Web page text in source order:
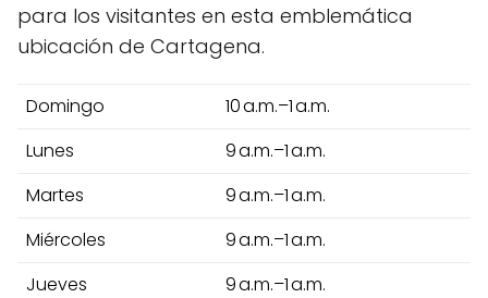
para los visitantes en esta emblemática
ubicación de Cartagena.
Domingo
10 a.m.–1 a.m.
Lunes
9 a.m.–1 a.m.
Martes
9 a.m.–1 a.m.
Miércoles
9 a.m.–1 a.m.
Jueves
9 a.m.–1 a.m.